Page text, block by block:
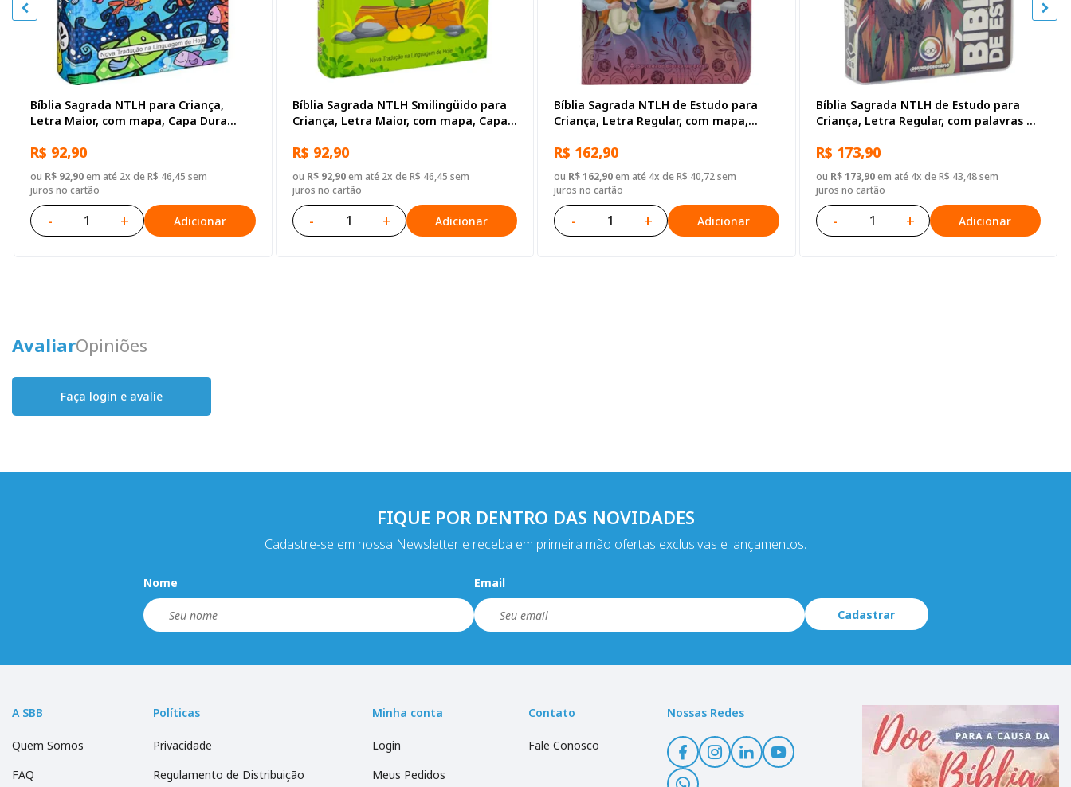
Bíblia Sagrada NTLH para Criança,
Letra Maior, com mapa, Capa Dura
R$ 92,90
ou R$ 92,90em até 2x de R$ 46,45 sem
juros no cartão
- + Adicionar
Bíblia Sagrada NTLH Smilingüido para
Criança, Letra Maior, com mapa, Capa
R$ 92,90
ou R$ 92,90em até 2x de R$ 46,45 sem
juros no cartão
- + Adicionar
Bíblia Sagrada NTLH de Estudo para
Criança, Letra Regular, com mapa,
R$ 162,90
ou R$ 162,90em até 4x de R$ 40,72 sem
juros no cartão
- + Adicionar
Bíblia Sagrada NTLH de Estudo para
Criança, Letra Regular, com palavras de
Dura Ilustrada: Cinza
R$ 173,90
ou R$ 173,90em até 4x de R$ 43,48 sem
juros no cartão
- + Adicionar
AvaliarOpiniões
Faça login e avalie
FIQUE POR DENTRO DAS NOVIDADES
Cadastre-se em nossa Newsletter e receba em primeira mão ofertas exclusivas e lançamentos.
Nome Email
Cadastrar
A SBB
Quem Somos
FAQ
Políticas
Privacidade
Regulamento de Distribuição
Minha conta
Login
Meus Pedidos
Contato
Fale Conosco
Nossas Redes